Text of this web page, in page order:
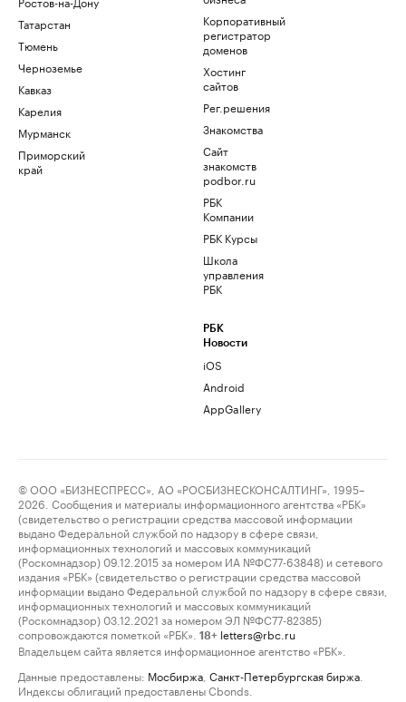
Татарстан
Тюмень
Черноземье
Кавказ
Карелия
Мурманск
Приморский
край
Корпоративный
регистратор
доменов
Хостинг
сайтов
Рег.решения
Знакомства
Сайт
знакомств
podbor.ru
РБК
Компании
РБК Курсы
Школа
управления
РБК
РБК
Новости
iOS
Android
AppGallery
© ООО «БИЗНЕСПРЕСС», АО «РОСБИЗНЕСКОНСАЛТИНГ», 1995–
2026. Сообщения и материалы информационного агентства «РБК»
(свидетельство о регистрации средства массовой информации
выдано Федеральной службой по надзору в сфере связи,
информационных технологий и массовых коммуникаций
(Роскомнадзор) 09.12.2015 за номером ИА №ФС77-63848) и сетевого
издания «РБК» (свидетельство о регистрации средства массовой
информации выдано Федеральной службой по надзору в сфере связи,
информационных технологий и массовых коммуникаций
(Роскомнадзор) 03.12.2021 за номером ЭЛ №ФС77-82385)
сопровождаются пометкой «РБК».
18+ letters@rbc.ru
Владельцем сайта является информационное агентство «РБК».
Данные предоставлены: Мосбиржа Санкт-Петербургская биржа
Индексы облигаций предоставлены Cbonds.